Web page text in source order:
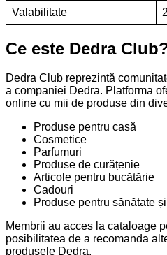
Valabilitate
Ce este Dedra
Dedra Club reprezintă
a companiei Dedra. Platforma
online cu mii de produse din
Produse pentru casă
Cosmetice
Parfumuri
Produse de curățenie
Articole pentru bucătărie
Cadouri
Produse pentru sănătate
Membrii au acces la cataloage
posibilitatea de a recomanda
produsele Dedra.